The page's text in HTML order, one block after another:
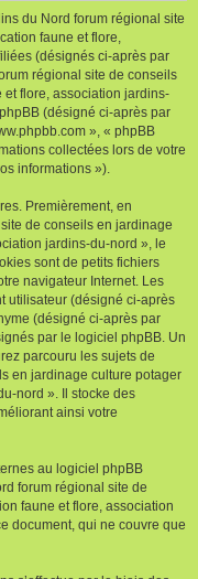
du Nord forum régional site
faune et flore,
(désignés ci-après par
régional site de conseils
flore, association jardins-
(désigné ci-après par
», « phpBB
collectées lors de votre
informations »).
Premièrement, en
de conseils en jardinage
jardins-du-nord », le
sont de petits fichiers
navigateur Internet. Les
utilisateur (désigné ci-après
(désigné ci-après par
par le logiciel phpBB. Un
parcouru les sujets de
en jardinage culture potager
nord ». Il stocke des
ainsi votre
au logiciel phpBB
forum régional site de
faune et flore, association
document, qui ne couvre que